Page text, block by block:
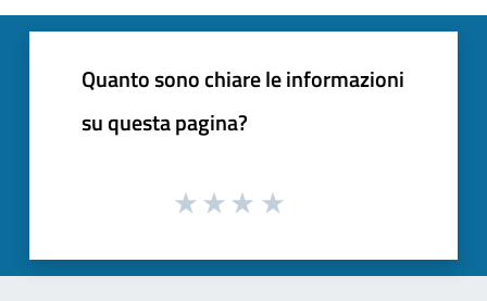
Quanto sono chiare le informazioni
su questa pagina?